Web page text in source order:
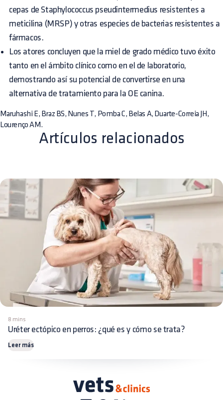
cepas de Staphylococcus pseudintermedius resistentes a
meticilina (MRSP) y otras especies de bacterias resistentes a
fármacos.
Los atores concluyen que la miel de grado médico tuvo éxito
tanto en el ámbito clínico como en el de laboratorio,
demostrando así su potencial de convertirse en una
alternativa de tratamiento para la OE canina.
Maruhashi E, Braz BS, Nunes T, Pomba C, Belas A, Duarte-Correia JH,
Lourenço AM.
Artículos relacionados
8 mins
Uréter ectópico en perros: ¿qué es y cómo se trata?
Leer más